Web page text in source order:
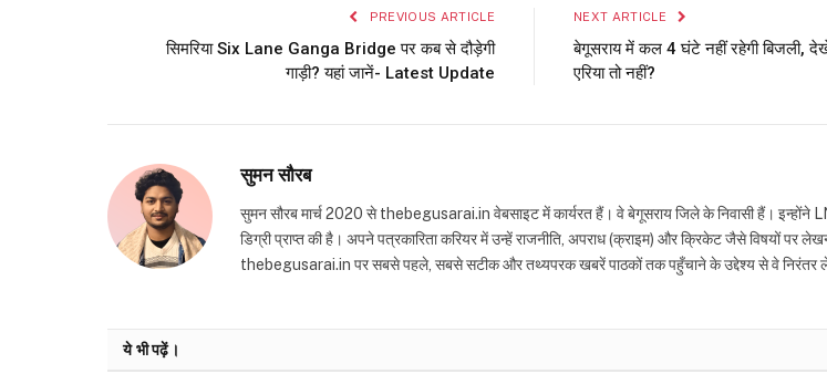
PREVIOUS ARTICLE
सिमरिया Six Lane Ganga Bridge पर कब से दौड़ेगी
गाड़ी? यहां जानें- Latest Update
NEXT ARTICLE
बेगूसराय में कल 4 घंटे नहीं रहेगी बिजली,
एरिया तो नहीं?
सुमन सौरब
सुमन सौरब मार्च 2020 से thebegusarai.in वेबसाइट में कार्यरत हैं। वे बेगूसराय जिले के निवासी हैं। इन्होंने
डिग्री प्राप्त की है। अपने पत्रकारिता करियर में उन्हें राजनीति, अपराध (क्राइम) और क्रिकेट जैसे विषयों पर
thebegusarai.in पर सबसे पहले, सबसे सटीक और तथ्यपरक खबरें पाठकों तक पहुँचाने के उद्देश्य से वे निरंतर
ये भी पढ़ें।